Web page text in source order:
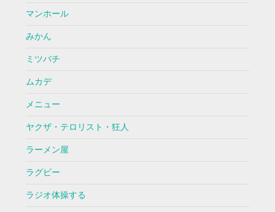
マンホール
みかん
ミツバチ
ムカデ
メニュー
ヤクザ・テロリスト・狂人
ラーメン屋
ラグビー
ラジオ体操する